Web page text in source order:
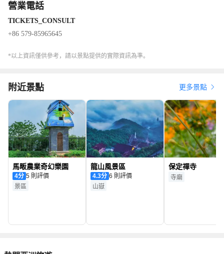
營業電話
TICKETS_CONSULT
+86 579-85965645
*以上資訊僅供參考，請以景點提供的實際資訊為準。
附近景點 更多景點
馬畈農業奇幻樂園
4分
5 則評價
景區
龍山風景區
4.3分
6 則評價
山嶽
保定禪寺
寺廟